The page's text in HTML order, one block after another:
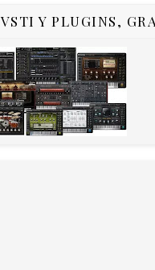
VSTI Y PLUGINS,